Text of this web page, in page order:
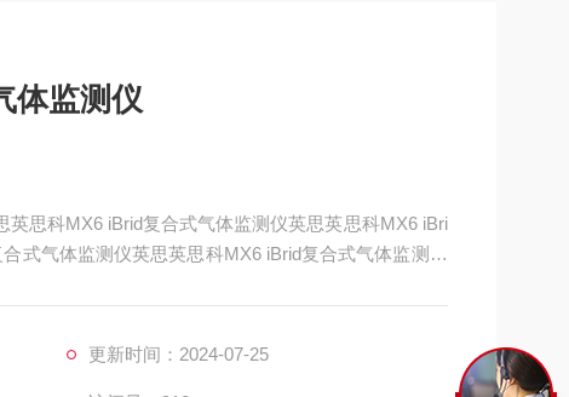
体监测仪
思科MX6 iBrid复合式气体监测仪英思英思科MX6 iBri
式气体监测仪英思英思科MX6 iBrid复合式气体监测仪
更新时间：2024-07-25